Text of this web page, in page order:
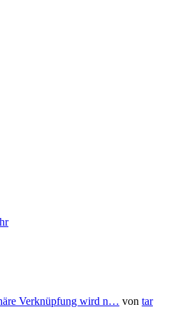
Verknüpfung wird n… von tar